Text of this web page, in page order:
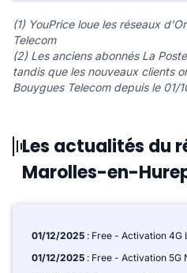
(1) YouPrice loue les réseaux
Telecom
(2) Les anciens abonnés La
tandis que les nouveaux clients
Bouygues Telecom depuis le 01/
Les actualités du
Marolles-en-
01/12/2025 : Free - Activation 4G
01/12/2025 : Free - Activation 5G